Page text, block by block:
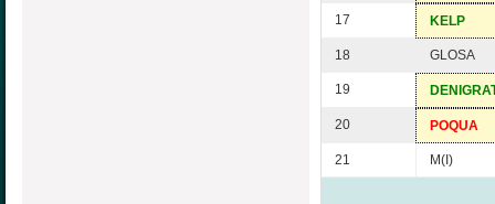
17 KELP
18 GLOSA
19
20 POQUA
21 M(I)